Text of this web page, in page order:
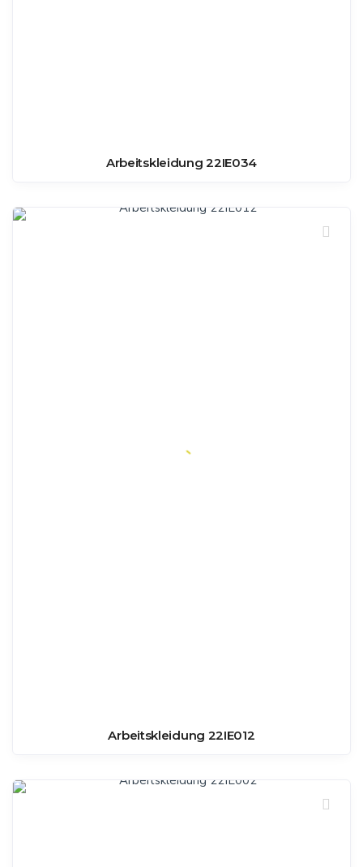
Arbeitskleidung 22IE034
Arbeitskleidung 22IE012